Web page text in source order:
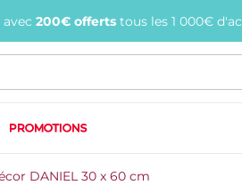
200€ offerts tous les 1 000€
PROMOTIONS
DANIEL 30 x 60 cm